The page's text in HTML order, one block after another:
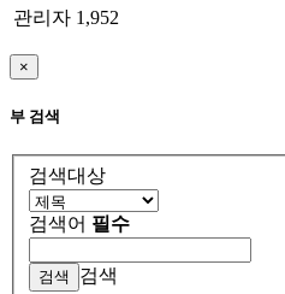
관리자 1,952
×
부 검색
검색대상
검색어 필수
검색